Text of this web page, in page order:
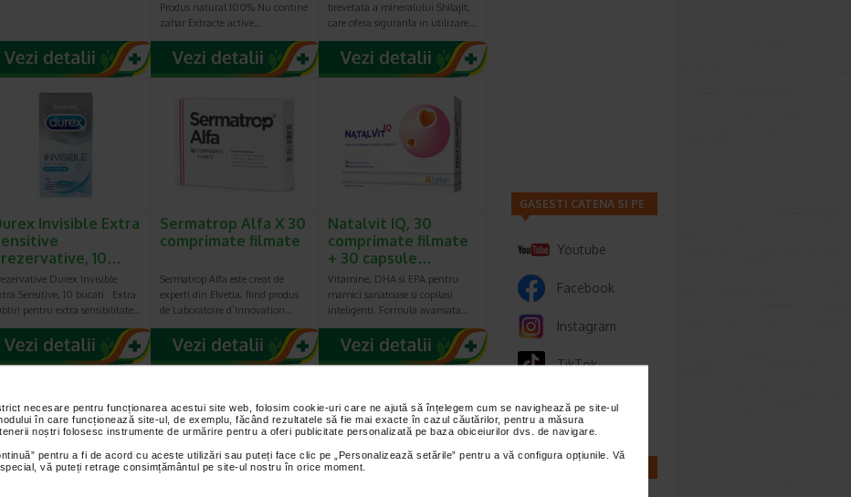
necesare pentru funcționarea acestui site web, folosim cookie-uri care ne ajută să înțelegem cum se navighează pe site-ul
în care funcționează site-ul, de exemplu, făcând rezultatele să fie mai exacte în cazul căutărilor, pentru a măsura
noștri folosesc instrumente de urmărire pentru a oferi publicitate personalizată pe baza obiceiurilor dvs. de navigare.
pentru a fi de acord cu aceste utilizări sau puteți face clic pe „Personalizează setările” pentru a vă configura opțiunile. Vă
vă puteți retrage consimțământul pe site-ul nostru în orice moment.
Produs natural 100% Nu contine
zahar Extracte active…
brevetata a mineralului Shilajit,
care ofera siguran1a in utilizare…
Invisible Extra
10…
Durex Invisible
Sensitive, 10 bucati Extra
pentru extra sensibilitate…
Sermatrop Alfa X 30
comprimate filmate
Sermatrop Alfa este creat de
experti din Elvetia, fiind produs
de Laboratoire d`Innovation…
Natalvit IQ, 30
comprimate filmate
+ 30 capsule…
Vitamine, DHA si EPA pentru
mamici sanatoase si copilasi
inteligenti. Formula avansata…
GASESTI CATENA SI PE
Youtube
Facebook
Instagram
TikTok
Whatsapp